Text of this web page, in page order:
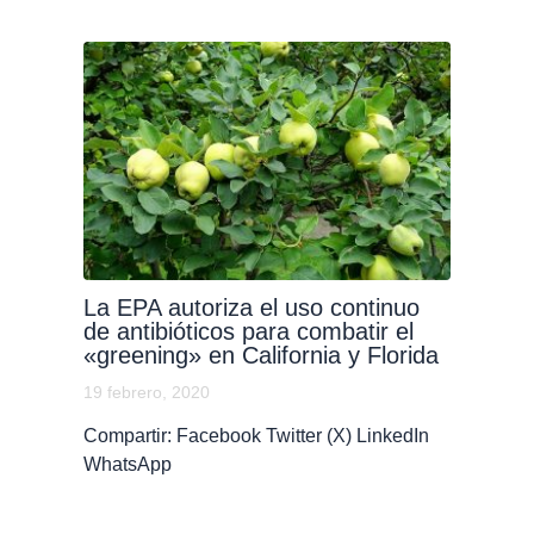
La EPA autoriza el uso continuo
de antibióticos para combatir el
«greening» en California y Florida
19 febrero, 2020
Compartir: Facebook Twitter (X) LinkedIn
WhatsApp